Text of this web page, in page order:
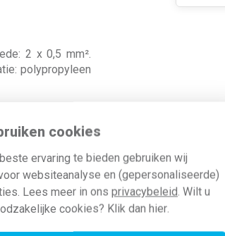
cookies
ervaring te bieden gebruiken wij
websiteanalyse en (gepersonaliseerde)
Lees meer in ons privacybeleid. Wilt u
cookies? Klik dan hier.
2 x 0,5 mm².
polypropyleen